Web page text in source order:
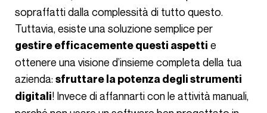
sopraffatti dalla complessità di tutto questo.
Tuttavia, esiste una soluzione semplice per
gestire efficacemente questi aspetti e
ottenere una visione d’insieme completa della tua
azienda: sfruttare la potenza degli strumenti
digitali! Invece di affannarti con le attività manuali,